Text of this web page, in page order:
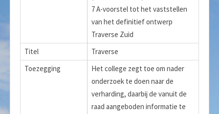
7 A-voorstel tot het vaststellen
van het definitief ontwerp
Traverse Zuid
Titel
Traverse
Toezegging
Het college zegt toe om nader
onderzoek te doen naar de
verharding, daarbij de vanuit de
raad aangeboden informatie te